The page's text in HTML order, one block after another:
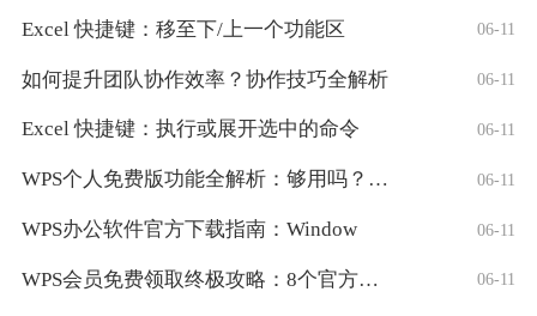
Excel 快捷键：移至下/上一个功能区 06-11
如何提升团队协作效率？协作技巧全解析 06-11
Excel 快捷键：执行或展开选中的命令 06-11
WPS个人免费版功能全解析：够用吗？适合 06-11
WPS办公软件官方下载指南：Window 06-11
WPS会员免费领取终极攻略：8个官方认证 06-11